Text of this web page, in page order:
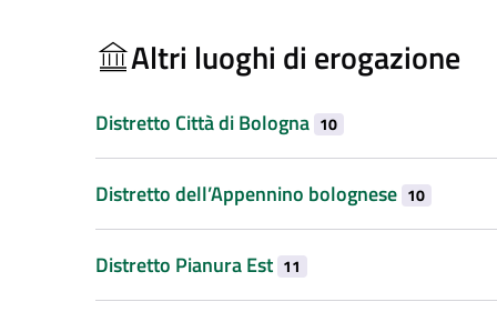
Altri luoghi di erogazione
Distretto Città di Bologna 10
Distretto dell’Appennino bolognese 10
Distretto Pianura Est 11